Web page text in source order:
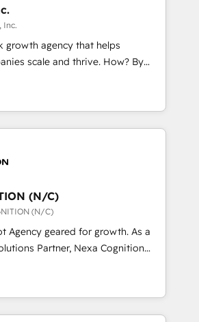
real estate, technology,
managed services, transportation
solar, staffing and recruiting,
and government contractors. Our
Enablement Solutions, Digital
As a fully
Inc.
growth agency that helps
scale and thrive. How? By
every single revenue-
business. We’re proud
Partners and devout CRM
HubSpot’s custom digital
leads and crushes your
and we'd love to work with you
Migrations between systems
generation strategies Time-
(N/C)
(N/C)
geared for growth. As a
Partner, Nexa Cognition
of global HubSpot Partners and
longest-standing partners since
businesses to harness the full
by combining strategic